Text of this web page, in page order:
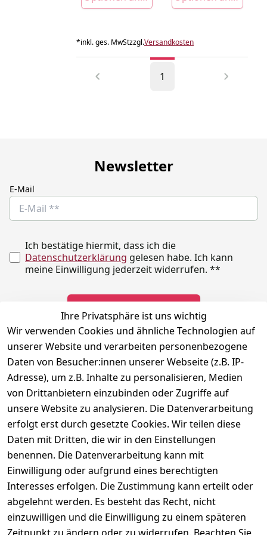
*inkl. ges. MwStzzgl.Versandkosten
1
Newsletter
E-Mail
Ich bestätige hiermit, dass ich die
Datenschutzerklärung gelesen habe. Ich kann
meine Einwilligung jederzeit widerrufen. **
** markierte Felder sind erforderlich
Ihre Privatsphäre ist uns wichtig
Wir verwenden Cookies und ähnliche Technologien auf
unserer Website und verarbeiten personenbezogene
Daten von Besucher:innen unserer Webseite (z.B. IP-
Adresse), um z.B. Inhalte zu personalisieren, Medien
von Drittanbietern einzubinden oder Zugriffe auf
unsere Website zu analysieren. Die Datenverarbeitung
erfolgt erst durch gesetzte Cookies. Wir teilen diese
Daten mit Dritten, die wir in den Einstellungen
benennen. Die Datenverarbeitung kann mit
Einwilligung oder aufgrund eines berechtigten
Interesses erfolgen. Die Zustimmung kann erteilt oder
abgelehnt werden. Es besteht das Recht, nicht
einzuwilligen und die Einwilligung zu einem späteren
Rechtliches
Impressum
Datenschutzerklär
ung
Widerrufsrecht
Versand &
Zahlung
Kontakt
Kontakt
Telefonische
Unterstützung
und Beratung
unter:
040 180
678 99
Mo-Fr: 10:00 -
16:00 Uhr
Social
Instagram